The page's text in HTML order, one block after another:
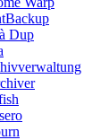
Dup